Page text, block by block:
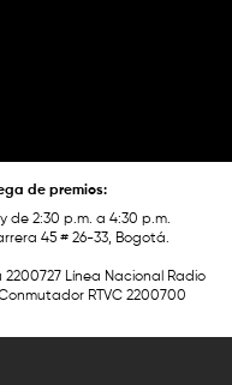
de premios:
de 2:30 p.m. a 4:30 p.m.
45 # 26-33, Bogotá.
Línea Nacional Radio
RTVC 2200700